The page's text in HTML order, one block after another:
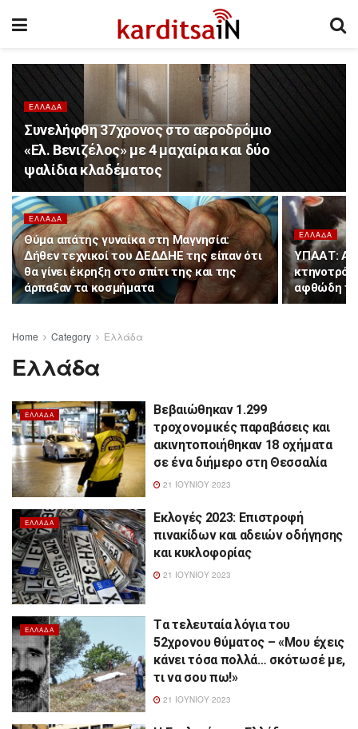
ΕΛΛΆΔΑ
Συνελήφθη 37χρονος στο αεροδρόμιο
«Ελ. Βενιζέλος» με 4 μαχαίρια και δύο
ψαλίδια κλαδέματος
ΕΛΛΆΔΑ
Θύμα απάτης γυναίκα στη Μαγνησία:
Δήθεν τεχνικοί του ΔΕΔΔΗΕ της είπαν ότι
θα γίνει έκρηξη στο σπίτι της και της
άρπαξαν τα κοσμήματα
ΕΛΛΆΔΑ
ΥΠΑΑΤ:
αφθώδη
Home Category Ελλάδα
Ελλάδα
ΕΛΛΆΔΑ
Βεβαιώθηκαν 1.299
τροχονομικές παραβάσεις και
ακινητοποιήθηκαν 18 οχήματα
σε ένα διήμερο στη Θεσσαλία
21 ΙΟΥΝΊΟΥ 2023
ΕΛΛΆΔΑ
Εκλογές 2023: Επιστροφή
πινακίδων και αδειών οδήγησης
και κυκλοφορίας
21 ΙΟΥΝΊΟΥ 2023
ΕΛΛΆΔΑ
Tα τελευταία λόγια του
52χρονου θύματος – «Μου έχεις
κάνει τόσα πολλά… σκότωσέ με,
τι να σου πω!»
21 ΙΟΥΝΊΟΥ 2023